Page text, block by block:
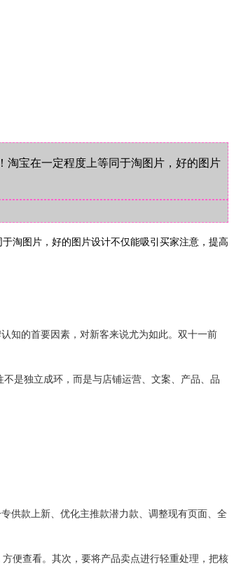
淘宝在一定程度上等同于淘图片，好的图片
淘图片，好的图片设计不仅能吸引买家注意，提高
知的首要因素，对新客来说尤为如此。双十一前
是独立成环，而是与店铺运营、文案、产品、品
供款上新、优化主推款潜力款、调整现有页面、全
便查看。其次，要将产品卖点进行轻重处理，把核